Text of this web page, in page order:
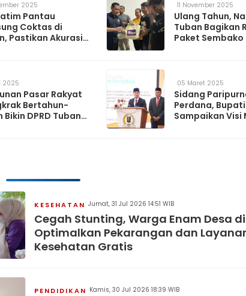
2025
Pantau
Coktas di
Pastikan Akurasi
11 November 2025
Ulang Tahun,
Tuban Bagikan
Paket Sembako
2025
Pasar Rakyat
Bertahun-
Bikin DPRD Tuban
05 Maret 2025
Sidang
Perdana,
Sampaikan Visi
KESEHATAN Jumat, 31 Jul 2026 14:51 WIB
Cegah Stunting, Warga Enam Desa
Optimalkan Pekarangan dan
Kesehatan Gratis
PENDIDIKAN Kamis, 30 Jul 2026 18:39 WIB